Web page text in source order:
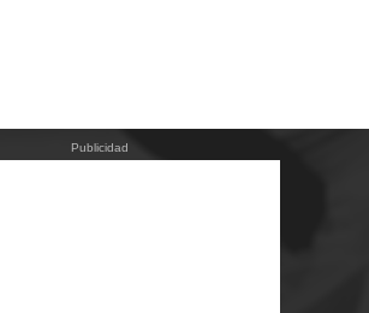
Publicidad